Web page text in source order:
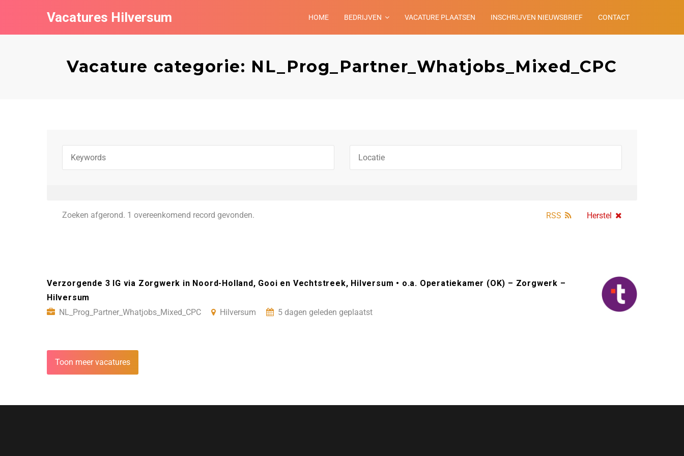
Vacatures Hilversum HOME BEDRIJVEN VACATURE PLAATSEN INSCHRIJVEN NIEUWSBRIEF CONTACT
Vacature categorie: NL_Prog_Partner_Whatjobs_Mixed_CPC
Zoeken afgerond. 1 overeenkomend record gevonden. Herstel
RSS
Verzorgende 3 IG via Zorgwerk in Noord-Holland, Gooi en Vechtstreek, Hilversum • o.a. Operatiekamer (OK) – Zorgwerk –
Hilversum
NL_Prog_Partner_Whatjobs_Mixed_CPC
Hilversum 5 dagen geleden geplaatst
Toon meer vacatures